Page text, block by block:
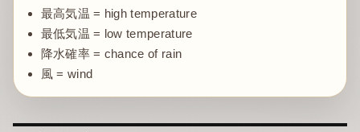
最高気温 = high temperature
最低気温 = low temperature
降水確率 = chance of rain
風 = wind